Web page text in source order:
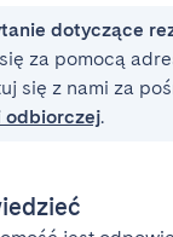
dotyczące
za pomocą
się z nami za
odbiorczej.